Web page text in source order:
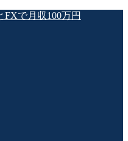
FXで月収100万円